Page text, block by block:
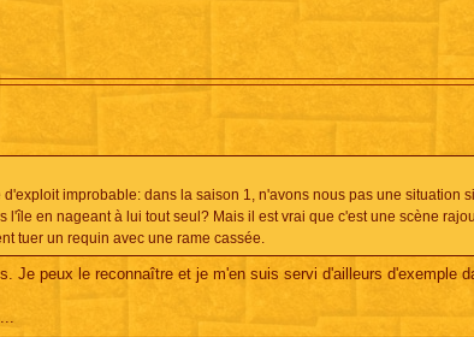
improbable: dans la saison 1, n'avons nous pas une situation
en nageant à lui tout seul? Mais il est vrai que c'est une scène
tuer un requin avec une rame cassée.
Je peux le reconnaître et je m'en suis servi d'ailleurs d'exemple